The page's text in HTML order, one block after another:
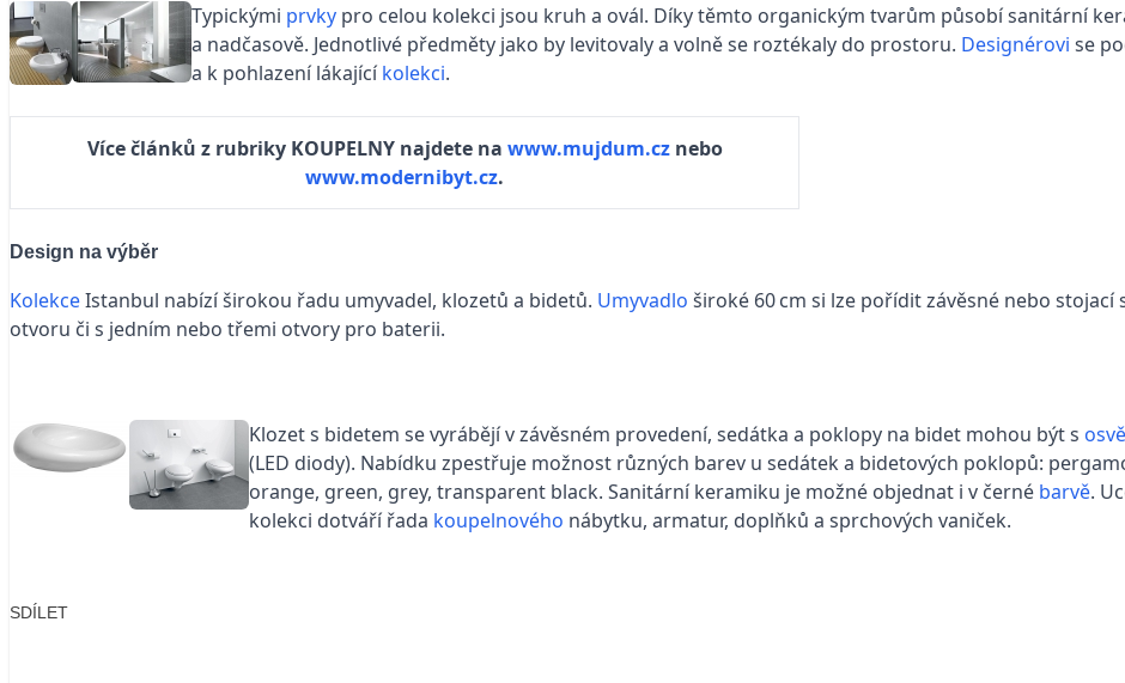
Typickými prvky pro celou kolekci jsou kruh a ovál. Díky těmto organickým tvarům působí sanitární
a nadčasově. Jednotlivé předměty jako by levitovaly a volně se roztékaly do prostoru. Designérovi se
a k pohlazení lákajícíkolekci.
Více článků z rubriky KOUPELNY najdete na www.mujdum.cznebo
www.modernibyt.cz.
Design na výběr
KolekceIstanbul nabízí širokou řadu umyvadel, klozetů a bidetů. Umyvadlo široké 60 cm si lze pořídit závěsné nebo stojací
otvoru či s jedním nebo třemi otvory pro baterii.
Klozet s bidetem se vyrábějí v závěsném provedení, sedátka a poklopy na bidet mohou být s
(LED diody). Nabídku zpestřuje možnost různých barev u sedátek a bidetových poklopů:
orange, green, grey, transparent black. Sanitární keramiku je možné objednat i v černé barvě.
kolekci dotváří řada koupelnového nábytku, armatur, doplňků a sprchových vaniček.
SDÍLET